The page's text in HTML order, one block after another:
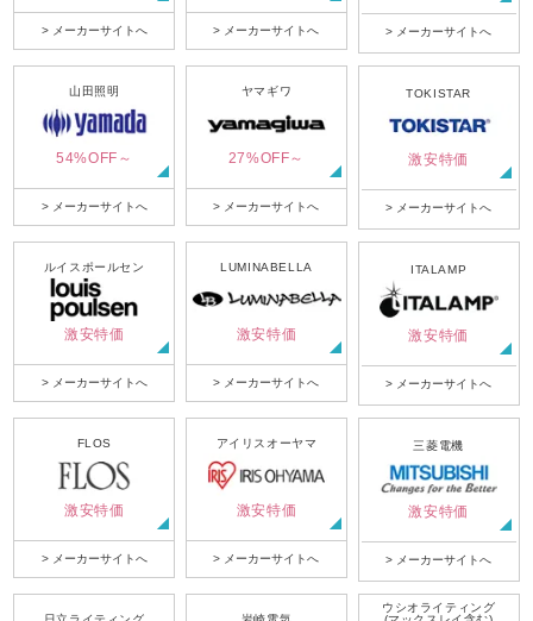
> メーカーサイトへ > メーカーサイトへ > メーカーサイトへ
山田照明
54%OFF～
> メーカーサイトへ
ヤマギワ
27%OFF～
> メーカーサイトへ
TOKISTAR
激安特価
> メーカーサイトへ
ルイスポールセン
激安特価
> メーカーサイトへ
LUMINABELLA
激安特価
> メーカーサイトへ
ITALAMP
激安特価
> メーカーサイトへ
FLOS
激安特価
> メーカーサイトへ
アイリスオーヤマ
激安特価
> メーカーサイトへ
三菱電機
激安特価
> メーカーサイトへ
ウシオライティング